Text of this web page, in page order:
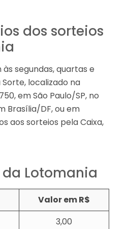
dos sorteios
segundas, quartas e
localizado na
em São Paulo/SP, no
Brasília/DF, ou em
aos sorteios pela Caixa,
Lotomania
Valor em R$
3,00​​